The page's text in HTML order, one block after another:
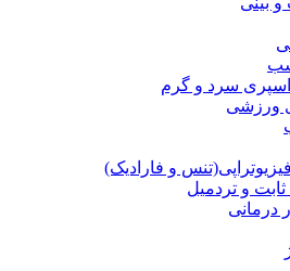
سرد و گرم
ورزشی
و فارادیک)
و تردمیل
درمانی